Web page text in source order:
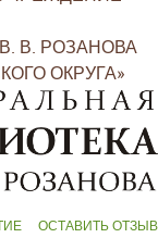
В. РОЗАНОВА
ОКРУГА»
ОСТАВИТЬ ОТЗЫВ